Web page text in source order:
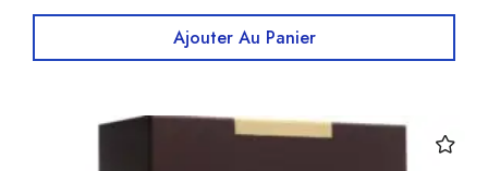
Ajouter Au Panier